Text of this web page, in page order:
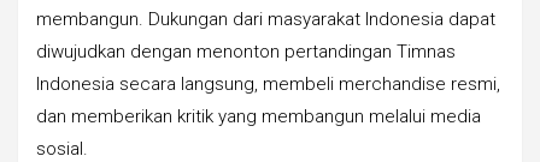
membangun. Dukungan dari masyarakat Indonesia dapat
diwujudkan dengan menonton pertandingan Timnas
Indonesia secara langsung, membeli merchandise resmi,
dan memberikan kritik yang membangun melalui media
sosial.